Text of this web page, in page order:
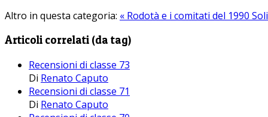
Altro in questa categoria: « Rodotà e i comitati del 1990
Articoli correlati (da tag)
Recensioni di classe 73
Di Renato Caputo
Recensioni di classe 71
Di Renato Caputo